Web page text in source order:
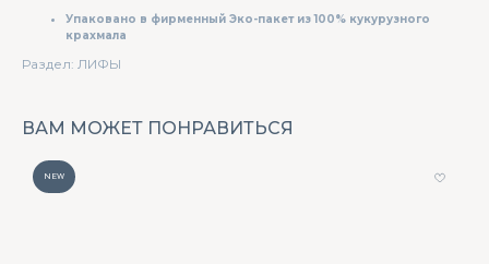
Упаковано в фирменный Эко-пакет из 100% кукурузного
крахмала
Раздел: ЛИФЫ
ВАМ МОЖЕТ ПОНРАВИТЬСЯ
NEW